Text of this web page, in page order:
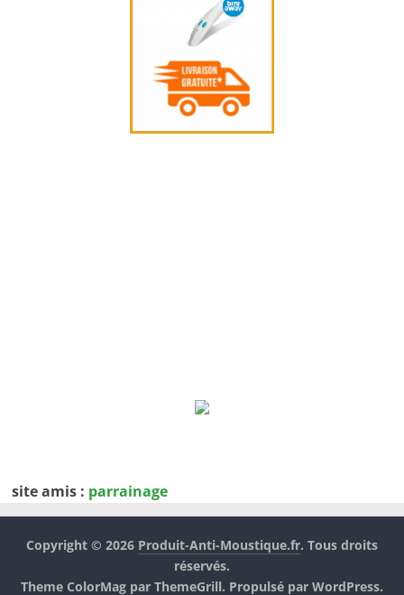
site amis : parrainage
Copyright © 2026 Produit-Anti-Moustique.fr. Tous droits
réservés.
Theme ColorMagpar ThemeGrill. Propulsé par WordPress.